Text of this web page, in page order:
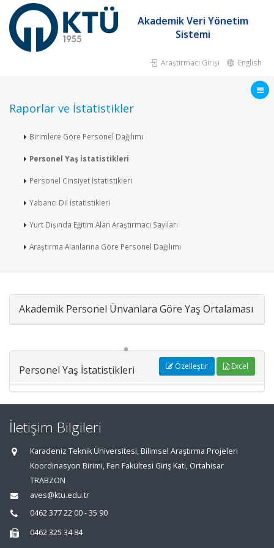
Akademik Veri Yönetim
Sistemi
Araştırmacı Girişi English
Raporlar ve İstatistikler
Birimlere Göre Personel Dağılımı
Personel Yaş İstatistikleri
Personel Cinsiyet İstatistikleri
Yabancı Dil İstatistikleri
Yurt Dışında Eğitim Alan Araştırmacı Sayıları
Araştırma Alanlarına Göre Personel Dağılımı
Akademik Personel Ünvanlara Göre Yaş Ortalaması
Personel Yaş İstatistikleri Özelleştir Excel
İletişim Bilgileri
Karadeniz Teknik Üniversitesi, Bilimsel Araştırma Projeleri
Koordinasyon Birimi, Fen Fakültesi Giriş Katı, Ortahisar
TRABZON
aves@ktu.edu.tr
0462 377 22 00 - 35 90
0462 325 34 84